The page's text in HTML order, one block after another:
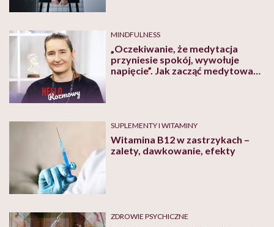
MINDFULNESS
„Oczekiwanie, że medytacja
przyniesie spokój, wywołuje
napięcie”. Jak zacząć medytować?
SUPLEMENTY I WITAMINY
Witamina B12 w zastrzykach –
zalety, dawkowanie, efekty
ZDROWIE PSYCHICZNE